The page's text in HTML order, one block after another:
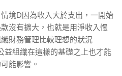
境D因為收入大於支出，一開始
沒有擴大，也就是用淨收入慢
財務管理比較理想的狀況
益組織在這樣的基礎之上也才能
能影響。